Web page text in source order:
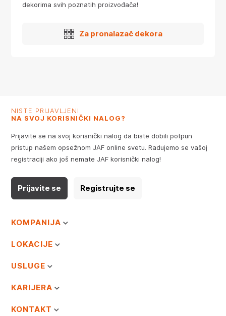
dekorima svih poznatih proizvođača!
Za pronalazač dekora
NISTE PRIJAVLJENI
NA SVOJ KORISNIČKI NALOG?
Prijavite se na svoj korisnički nalog da biste dobili potpun
pristup našem opsežnom JAF online svetu. Radujemo se vašoj
registraciji ako još nemate JAF korisnički nalog!
Prijavite se Registrujte se
KOMPANIJA
LOKACIJE
USLUGE
KARIJERA
KONTAKT